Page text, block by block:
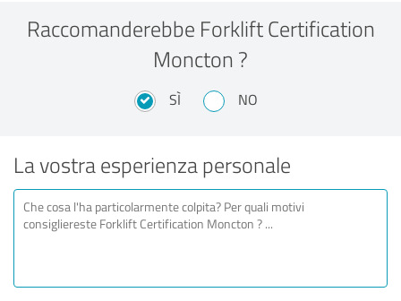
Raccomanderebbe Forklift Certification
Moncton ?
SÌ NO
La vostra esperienza personale